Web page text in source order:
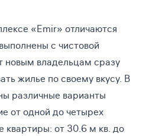
«Emir» отличаются
с чистовой
новым владельцам сразу
жилье по своему вкусу. В
различные варианты
от одной до четырех
квартиры: от 30.6 м кв. до